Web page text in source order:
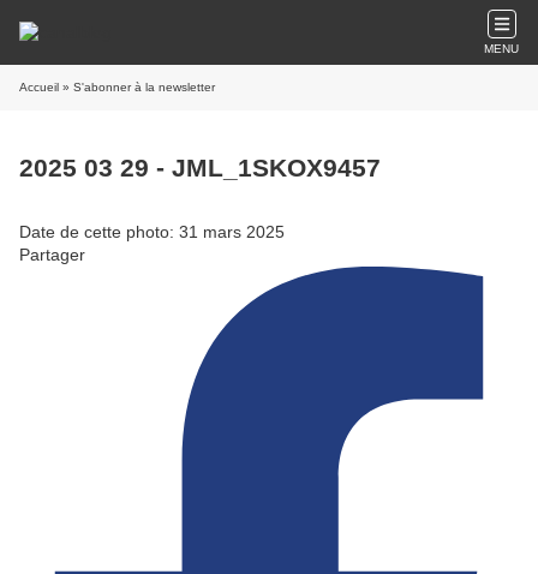
MENU
Accueil » S'abonner à la newsletter
2025 03 29 - JML_1SKOX9457
Date de cette photo: 31 mars 2025
Partager